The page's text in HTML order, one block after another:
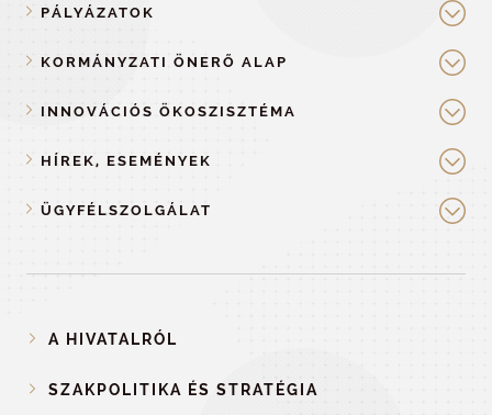
PÁLYÁZATOK
KORMÁNYZATI ÖNERŐ ALAP
INNOVÁCIÓS ÖKOSZISZTÉMA
HÍREK, ESEMÉNYEK
ÜGYFÉLSZOLGÁLAT
A HIVATALRÓL
SZAKPOLITIKA ÉS STRATÉGIA